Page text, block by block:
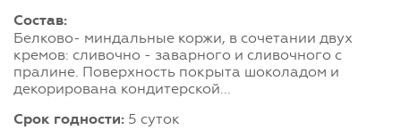
Состав:
Белково- миндальные коржи, в сочетании двух
кремов: сливочно - заварного и сливочного с
пралине. Поверхность покрыта шоколадом и
декорирована кондитерской...
Срок годности: 5 суток